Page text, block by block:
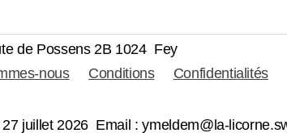
de Possens 2B 1024 Fey
nous Conditions Confidentialités
juillet 2026 Email : ymeldem@la-